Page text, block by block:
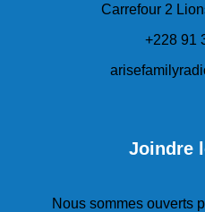
Carrefour 2
+228 91
Joindre
Nous sommes ouverts